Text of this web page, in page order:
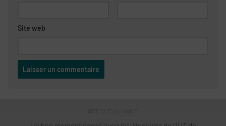
Site web